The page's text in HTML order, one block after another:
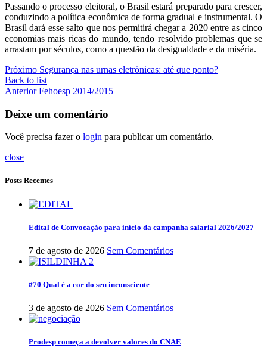
Passando o processo eleitoral, o Brasil estará preparado para crescer,
conduzindo a política econômica de forma gradual e instrumental. O
Brasil dará esse salto que nos permitirá chegar a 2020 entre as cinco
economias mais ricas do mundo, tendo resolvido problemas que se
arrastam por séculos, como a questão da desigualdade e da miséria.
Próximo Segurança nas urnas eletrônicas: até que ponto?
Back to list
Anterior Fehoesp 2014/2015
Deixe um comentário
Você precisa fazer o login para publicar um comentário.
close
Posts Recentes
Edital de Convocação para início da campanha salarial 2026/2027
7 de agosto de 2026 Sem Comentários
#70 Qual é a cor do seu inconsciente
3 de agosto de 2026 Sem Comentários
Prodesp começa a devolver valores do CNAE